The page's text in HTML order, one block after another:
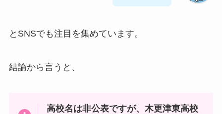
とSNSでも注目を集めています。
結論から言うと、
高校名は非公表ですが、木更津東高校